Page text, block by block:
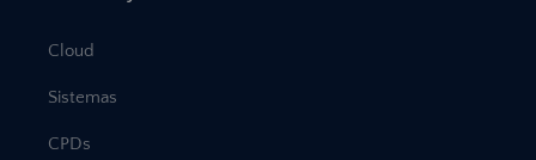
Cloud
Sistemas
CPDs